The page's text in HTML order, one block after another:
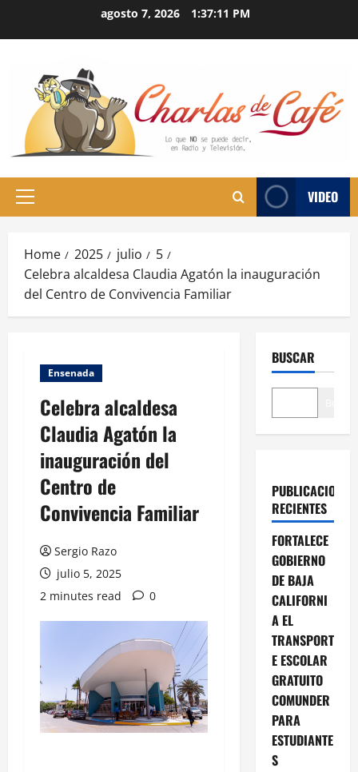
agosto 7, 2026 1:37:11 PM
Primary
VIDEO
Home 2025 julio
5
Celebra alcaldesa Claudia Agatón la inauguración
del Centro de Convivencia Familiar
Ensenada
Celebra alcaldesa
Claudia Agatón la
inauguración del
Centro de
Convivencia Familiar
Sergio Razo
julio 5, 2025
2 minutes read
0
BUSCAR
PUBLICACIONES
RECIENTES
FORTALECE
GOBIERNO
DE BAJA
CALIFORNI
A EL
TRANSPORT
E ESCOLAR
GRATUITO
COMUNDER
PARA
ESTUDIANTE
S